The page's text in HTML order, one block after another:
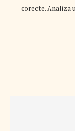
corecte. Analiza